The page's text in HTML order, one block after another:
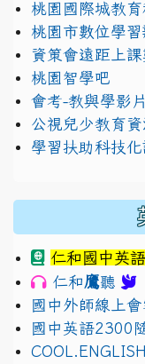
桃園國際城教育
桃園市數位學習
資策會遠距上
桃園智學吧
會考-教與學影片
公視兒少教育資
學習扶助科技化
仁和國中英
仁和鷹聽
國中外師線上會
國中英語2300